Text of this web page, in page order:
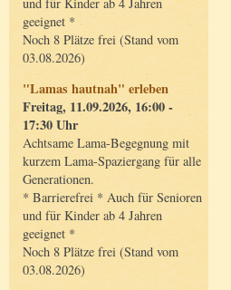
geeignet *
Noch 8 Plätze frei (Stand vom
03.08.2026)
"Lamas hautnah" erleben
Freitag, 11.09.2026, 16:00 -
17:30 Uhr
Achtsame Lama-Begegnung mit
kurzem Lama-Spaziergang für alle
Generationen.
* Barrierefrei * Auch für Senioren
und für Kinder ab 4 Jahren
geeignet *
Noch 8 Plätze frei (Stand vom
03.08.2026)